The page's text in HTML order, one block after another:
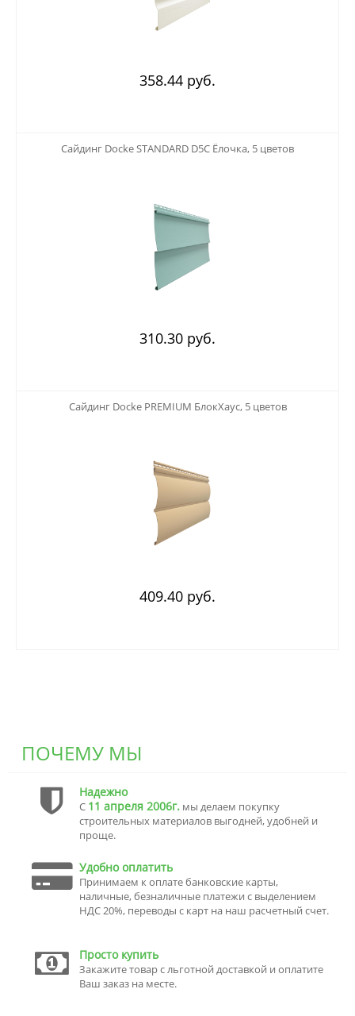
358.44 руб.
Сайдинг Docke STANDARD D5C Ёлочка, 5 цветов
310.30 руб.
Сайдинг Docke PREMIUM БлокХаус, 5 цветов
409.40 руб.
ПОЧЕМУ МЫ
Надежно
С 11 апреля 2006г. мы делаем покупку
строительных материалов выгодней, удобней и
проще.
Удобно оплатить
Принимаем к оплате банковские карты,
наличные, безналичные платежи с выделением
НДС 20%, переводы с карт на наш расчетный счет.
Просто купить
Закажите товар с льготной доставкой и оплатите
Ваш заказ на месте.